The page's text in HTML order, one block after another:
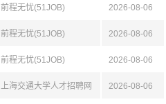
前程无忧(51JOB) 2026-08-06
前程无忧(51JOB) 2026-08-06
前程无忧(51JOB) 2026-08-06
上海交通大学人才招聘网 2026-08-06